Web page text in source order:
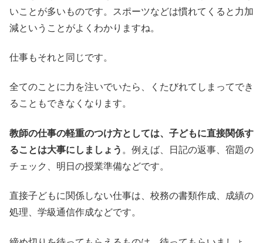
いことが多いものです。スポーツなどは慣れてくると力加
減ということがよくわかりますね。
仕事もそれと同じです。
全てのことに力を注いでいたら、くたびれてしまってでき
ることもできなくなります。
教師の仕事の軽重のつけ方としては、子どもに直接関係す
ることは大事にしましょう 。例えば、日記の返事、宿題の
チェック、明日の授業準備などです。
直接子どもに関係しない仕事は、校務の書類作成、成績の
処理、学級通信作成などです。